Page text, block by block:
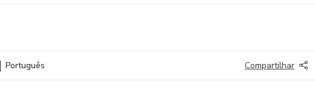
Português Compartilhar